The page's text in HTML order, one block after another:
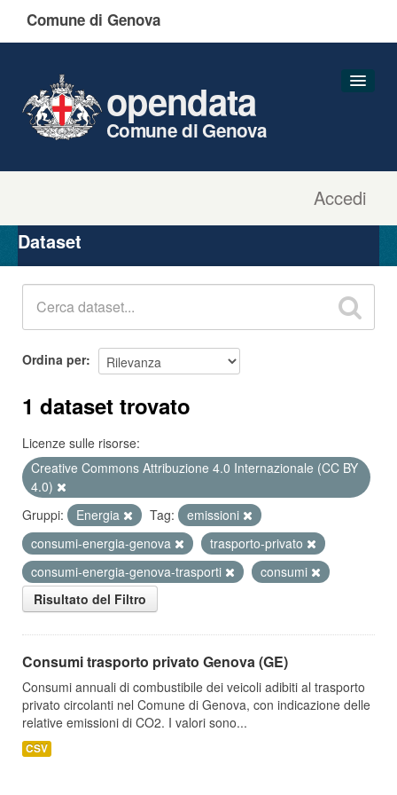
Comune di Genova
Accedi
opendata
Comune di Genova
Organizzazioni
Gruppi
Dataset
Ordina per
1 dataset trovato
Licenze sulle risorse:
Creative Commons Attribuzione 4.0 Internazionale (CC BY
4.0)
Gruppi:
Energia Tag:
emissioni
consumi-energia-genova
trasporto-privato
consumi-energia-genova-trasporti
consumi
Risultato del Filtro
Consumi trasporto privato Genova (GE)
Consumi annuali di combustibile dei veicoli adibiti al trasporto
privato circolanti nel Comune di Genova, con indicazione delle
relative emissioni di CO2. I valori sono...
CSV